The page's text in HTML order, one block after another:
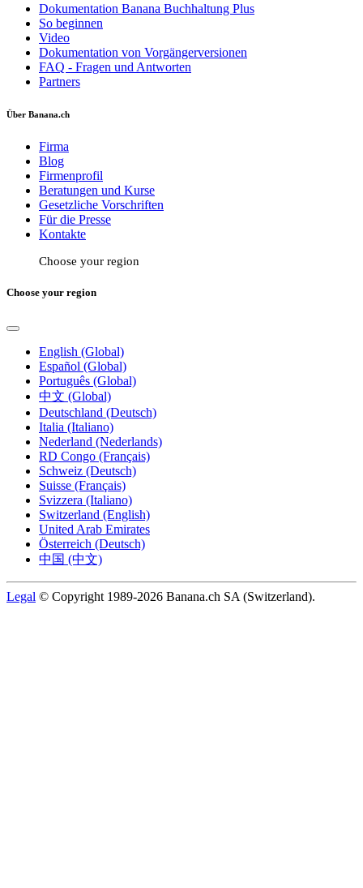
Dokumentation Banana Buchhaltung Plus
So beginnen
Video
Dokumentation von Vorgängerversionen
FAQ - Fragen und Antworten
Partners
Über Banana.ch
Firma
Blog
Firmenprofil
Beratungen und Kurse
Gesetzliche Vorschriften
Für die Presse
Kontakte
Choose your region
Choose your region
English (Global)
Español (Global)
Português (Global)
中文 (Global)
Deutschland (Deutsch)
Italia (Italiano)
Nederland (Nederlands)
RD Congo (Français)
Schweiz (Deutsch)
Suisse (Français)
Svizzera (Italiano)
Switzerland (English)
United Arab Emirates
Österreich (Deutsch)
中国 (中文)
Legal © Copyright 1989-2026 Banana.ch SA (Switzerland).